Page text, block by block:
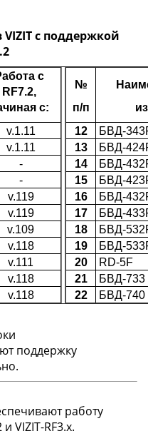
с поддержкой
с
RF7.2,
с:
v.1.11
v.1.11
-
-
v.119
v.119
v.109
v.118
v.111
v.118
v.118
№
п/п
12
БВД-
13
БВД-
14
БВД-
15
БВД-
16
БВД-
17
БВД-
18
БВД-
19
БВД-
20
RD-5F
21
БВД-733
22
БВД-740
поддержку
работу
VIZIT-RF3.x.